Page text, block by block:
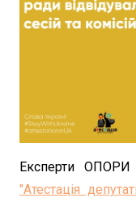
Експерти ОПОРИ
"Атестація